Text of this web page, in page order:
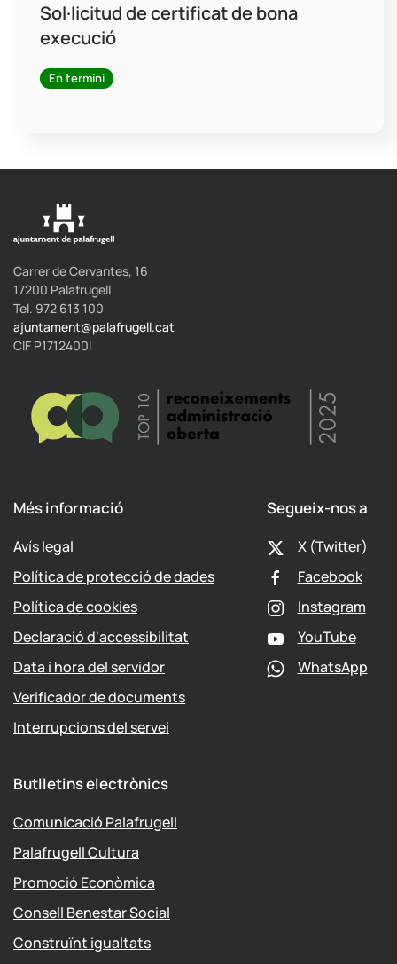
Sol·licitud de certificat de bona
execució
En termini
Carrer de Cervantes, 16
17200 Palafrugell
Tel. 972 613 100
ajuntament@palafrugell.cat
CIF P1712400I
Més informació
Avís legal
Política de protecció de dades
Política de cookies
Declaració d'accessibilitat
Data i hora del servidor
Verificador de documents
Interrupcions del servei
Segueix-nos a
X (Twitter)
Facebook
Instagram
YouTube
WhatsApp
Butlletins electrònics
Comunicació Palafrugell
Palafrugell Cultura
Promoció Econòmica
Consell Benestar Social
Construïnt igualtats